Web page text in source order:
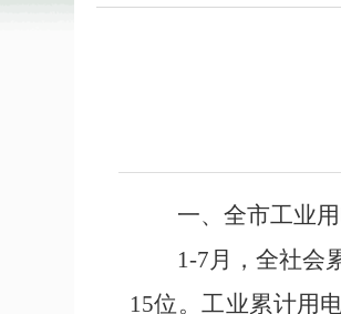
一、全市工业
1-7月，全社会
15位 。工业累计用